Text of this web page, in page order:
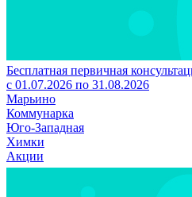
Бесплатная первичная
с 01.07.2026 по 31.08.2026
Марьино
Коммунарка
Юго-Западная
Химки
Акции